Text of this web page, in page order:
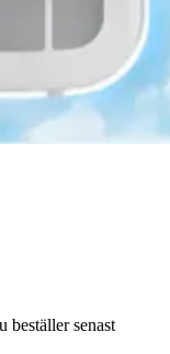
beställer senast